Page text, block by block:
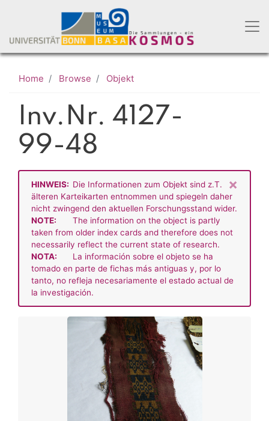
main
content
Home Browse Objekt
Inv.Nr. 4127-
99-48
×
HINWEIS: Die Informationen zum Objekt sind z.T.
älteren Karteikarten entnommen und spiegeln daher
nicht zwingend den aktuellen Forschungsstand wider.
NOTE:
The information on the object is partly
taken from older index cards and therefore does not
necessarily reflect the current state of research.
NOTA:
La información sobre el objeto se ha
tomado en parte de fichas más antiguas y, por lo
tanto, no refleja necesariamente el estado actual de
la investigación.